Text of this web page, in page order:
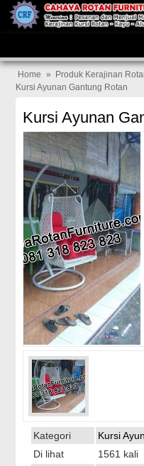
Home » Produk Kerajinan
Kursi Ayunan Gantung Rotan
Kursi Ayunan
Kategori
Kursi
Di lihat
1561 kali